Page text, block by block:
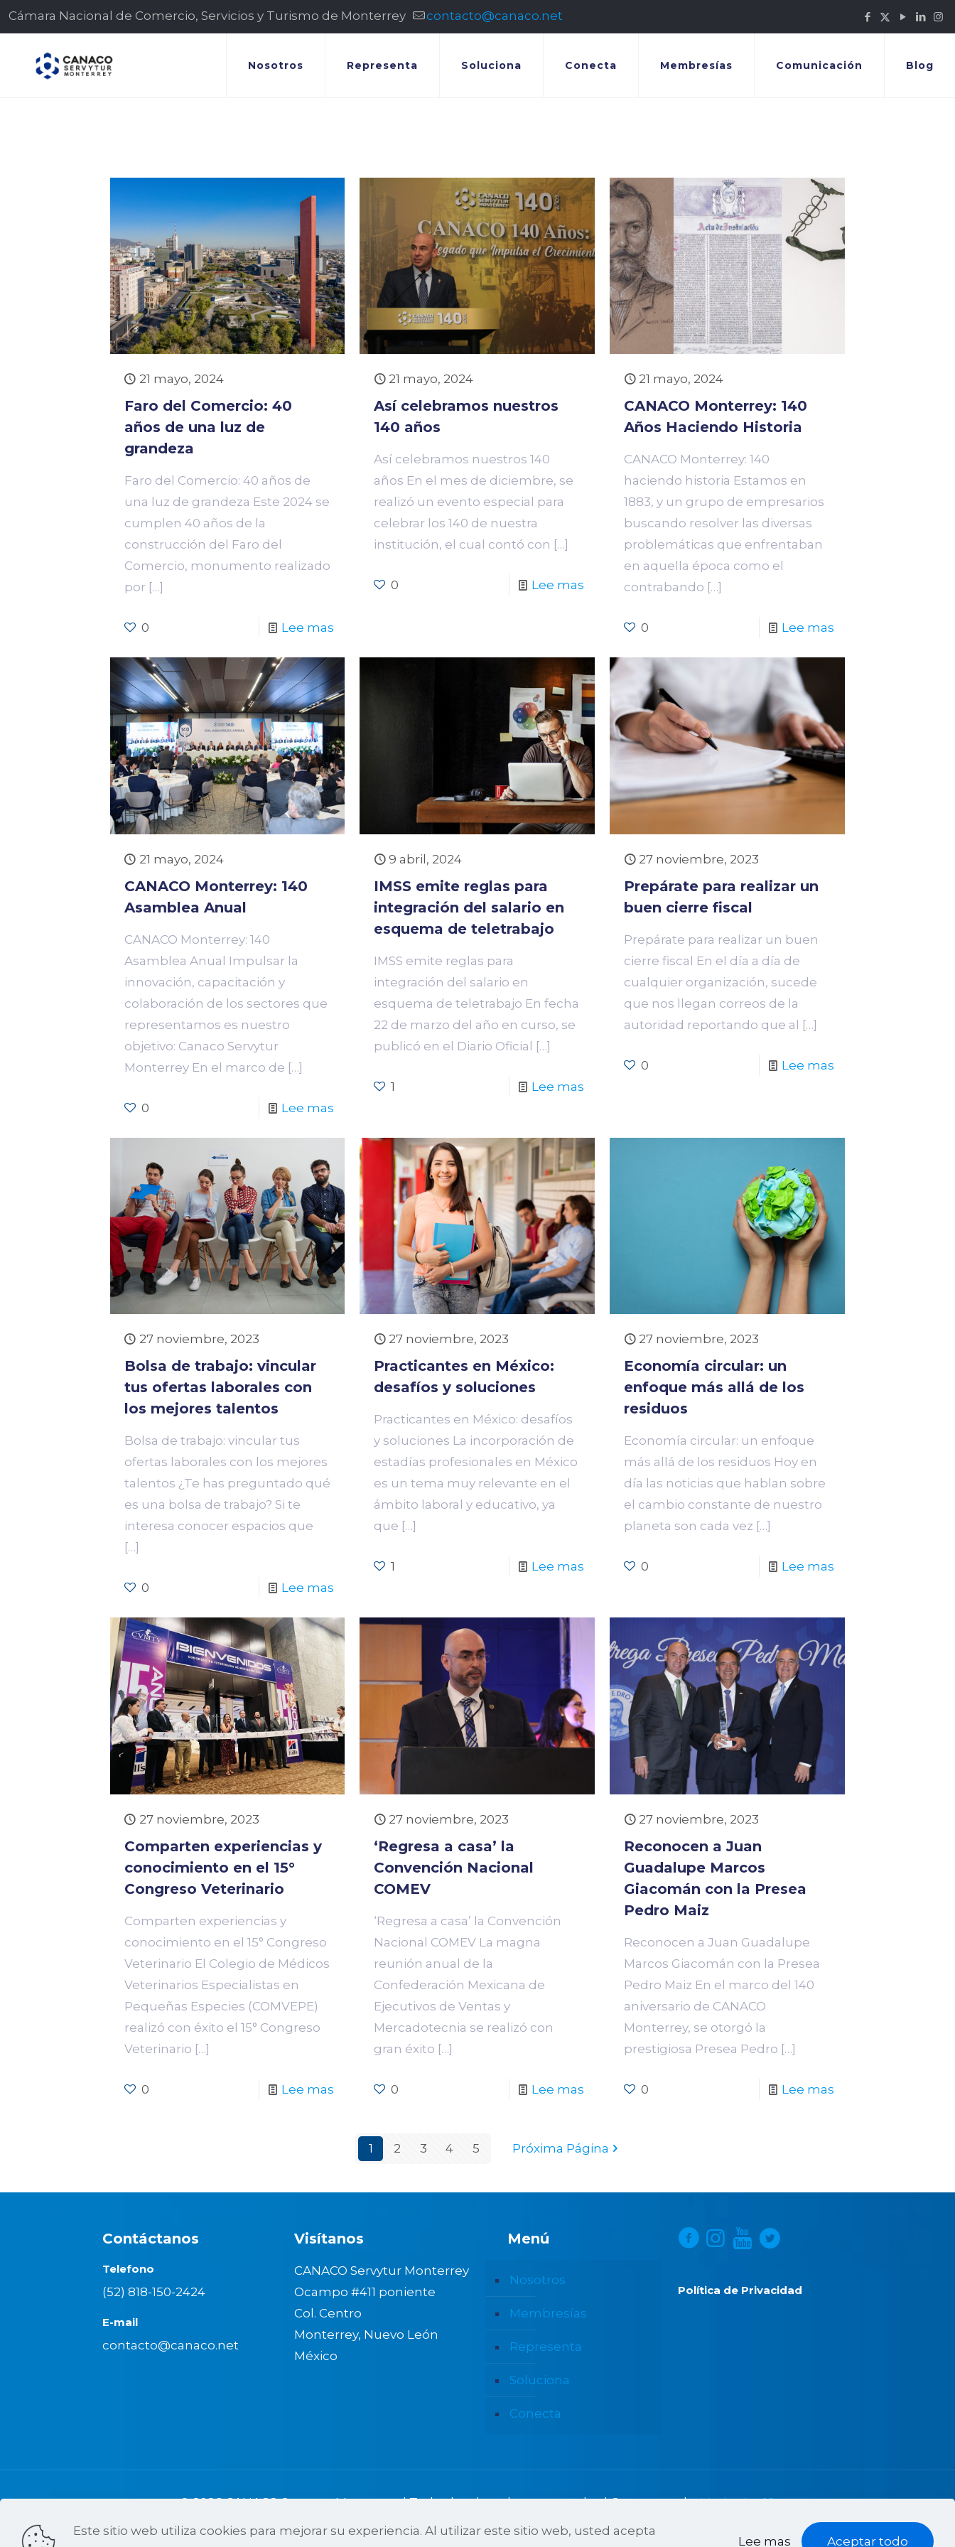
Cámara Nacional de Comercio, Servicios y Turismo de Monterrey contacto@canaco.net
Nosotros Representa Soluciona Conecta Membresías Comunicación Blog
21 mayo, 2024
Faro del Comercio: 40
años de una luz de
grandeza
Faro del Comercio: 40 años de
una luz de grandeza Este 2024 se
cumplen 40 años de la
construcción del Faro del
Comercio, monumento realizado
por[…]
0 Lee mas
21 mayo, 2024
Así celebramos nuestros
140 años
Así celebramos nuestros 140
años En el mes de diciembre, se
realizó un evento especial para
celebrar los 140 de nuestra
institución, el cual contó con […]
0 Lee mas
21 mayo, 2024
CANACO Monterrey: 140
Años Haciendo Historia
CANACO Monterrey: 140
haciendo historia Estamos en
1883, y un grupo de empresarios
buscando resolver las diversas
problemáticas que enfrentaban
en aquella época como el
contrabando […]
0 Lee mas
21 mayo, 2024
CANACO Monterrey: 140
Asamblea Anual
CANACO Monterrey: 140
Asamblea Anual Impulsar la
innovación, capacitación y
colaboración de los sectores que
representamos es nuestro
objetivo: Canaco Servytur
Monterrey En el marco de […]
0 Lee mas
9 abril, 2024
IMSS emite reglas para
integración del salario en
esquema de teletrabajo
IMSS emite reglas para
integración del salario en
esquema de teletrabajo En fecha
22 de marzo del año en curso, se
publicó en el Diario Oficial […]
1 Lee mas
27 noviembre, 2023
Prepárate para realizar un
buen cierre fiscal
Prepárate para realizar un buen
cierre fiscal En el día a día de
cualquier organización, sucede
que nos llegan correos de la
autoridad reportando que al […]
0 Lee mas
27 noviembre, 2023
Bolsa de trabajo: vincular
tus ofertas laborales con
los mejores talentos
Bolsa de trabajo: vincular tus
ofertas laborales con los mejores
talentos ¿Te has preguntado qué
es una bolsa de trabajo? Si te
interesa conocer espacios que
[…]
0 Lee mas
27 noviembre, 2023
Practicantes en México:
desafíos y soluciones
Practicantes en México: desafíos
y soluciones La incorporación de
estadías profesionales en México
es un tema muy relevante en el
ámbito laboral y educativo, ya
que […]
1 Lee mas
27 noviembre, 2023
Economía circular: un
enfoque más allá de los
residuos
Economía circular: un enfoque
más allá de los residuos Hoy en
día las noticias que hablan sobre
el cambio constante de nuestro
planeta son cada vez […]
0 Lee mas
27 noviembre, 2023
Comparten experiencias y
conocimiento en el 15°
Congreso Veterinario
Comparten experiencias y
conocimiento en el 15° Congreso
Veterinario El Colegio de Médicos
Veterinarios Especialistas en
Pequeñas Especies (COMVEPE)
realizó con éxito el 15° Congreso
Veterinario […]
0 Lee mas
27 noviembre, 2023
‘Regresa a casa’ la
Convención Nacional
COMEV
‘Regresa a casa’ la Convención
Nacional COMEV La magna
reunión anual de la
Confederación Mexicana de
Ejecutivos de Ventas y
Mercadotecnia se realizó con
gran éxito […]
0 Lee mas
27 noviembre, 2023
Reconocen a Juan
Guadalupe Marcos
Giacomán con la Presea
Pedro Maiz
Reconocen a Juan Guadalupe
Marcos Giacomán con la Presea
Pedro Maiz En el marco del 140
aniversario de CANACO
Monterrey, se otorgó la
prestigiosa Presea Pedro […]
0 Lee mas
1 2 3 4 5 Próxima Página
Contáctanos
Telefono
(52) 818-150-2424
E-mail
contacto@canaco.net
Visítanos
CANACO Servytur Monterrey
Ocampo #411 poniente
Col. Centro
Monterrey, Nuevo León
México
Menú
Nosotros
Membresías
Representa
Soluciona
Conecta
Política de Privacidad
© 2026 CANACO Servytur Monterrey | Todos los derechos reservados | Con apoyo de:Marketing18
Este sitio web utiliza cookies para mejorar su experiencia. Al utilizar este sitio web, usted acepta
Lee mas Aceptar todo